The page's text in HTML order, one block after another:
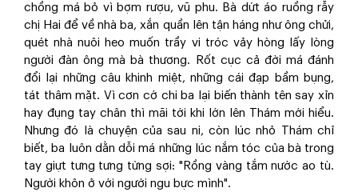
chồng má bỏ vì bợm rượu, vũ phu. Bà dứt áo ruồng rẫy
chị Hai để về nhà ba, xắn quần lên tận háng như ông chửi,
quét nhà nuôi heo muốn trầy vi tróc vảy hòng lấy lòng
người đàn ông mà bà thương. Rốt cục cả đời má đánh
đổi lại những câu khinh miệt, những cái đạp bầm bụng,
tát thâm mặt. Vì cơn cớ chi ba lại biến thành tên say xỉn
hay đụng tay chân thì mãi tới khi lớn lên Thám mới hiểu.
Nhưng đó là chuyện của sau ni, còn lúc nhỏ Thám chỉ
biết, ba luôn dằn dỗi má những lúc nắm tóc của bà trong
tay giựt tưng tưng từng sợi: "Rồng vàng tắm nước ao tù.
Người khôn ở với người ngu bực mình".